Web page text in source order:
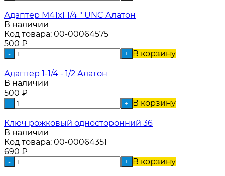
Адаптер М41х1 1/4 " UNC Алатон
В наличии
Код товара: 00-00064575
500 ₽
- + В корзину
Адаптер 1-1/4 - 1/2 Алатон
В наличии
500 ₽
- + В корзину
Ключ рожковый односторонний 36
В наличии
Код товара: 00-00064351
690 ₽
- + В корзину